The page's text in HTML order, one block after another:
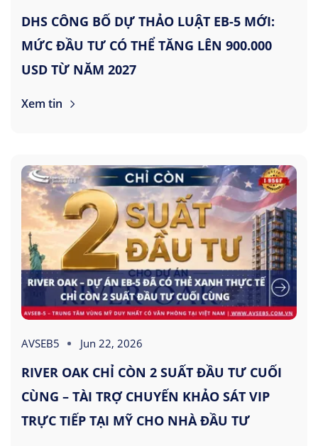
DHS CÔNG BỐ DỰ THẢO LUẬT EB-5 MỚI:
MỨC ĐẦU TƯ CÓ THỂ TĂNG LÊN 900.000
USD TỪ NĂM 2027
Xem tin
AVSEB5 Jun 22, 2026
RIVER OAK CHỈ CÒN 2 SUẤT ĐẦU TƯ CUỐI
CÙNG – TÀI TRỢ CHUYẾN KHẢO SÁT VIP
TRỰC TIẾP TẠI MỸ CHO NHÀ ĐẦU TƯ